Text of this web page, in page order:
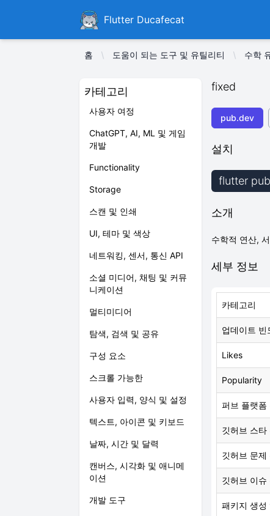
DucafecatFlutter Ducafecat
홈 도움이 되는 도구 및 유틸리티 수학
카테고리
사용자 여정
ChatGPT, AI, ML 및 게임
개발
Functionality
Storage
스캔 및 인쇄
UI, 테마 및 색상
네트워킹, 센서, 통신 API
소셜 미디어, 채팅 및 커뮤
니케이션
멀티미디어
탐색, 검색 및 공유
구성 요소
스크롤 가능한
사용자 입력, 양식 및 설정
텍스트, 아이콘 및 키보드
날짜, 시간 및 달력
캔버스, 시각화 및 애니메
이션
개발 도구
fixed
pub.dev
설치
flutter
소개
수학적 연산,
세부 정보
카테고리
업데이트 빈
Likes
Popularity
퍼브 플랫폼
깃허브 스타
깃허브 문제
깃허브 이슈
패키지 생성